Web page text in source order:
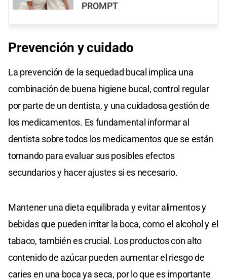
PROMPT
Prevención y cuidado
La prevención de la sequedad bucal implica una
combinación de buena higiene bucal, control regular
por parte de un dentista, y una cuidadosa gestión de
los medicamentos. Es fundamental informar al
dentista sobre todos los medicamentos que se están
tomando para evaluar sus posibles efectos
secundarios y hacer ajustes si es necesario.
Mantener una dieta equilibrada y evitar alimentos y
bebidas que pueden irritar la boca, como el alcohol y el
tabaco, también es crucial. Los productos con alto
contenido de azúcar pueden aumentar el riesgo de
caries en una boca ya seca, por lo que es importante